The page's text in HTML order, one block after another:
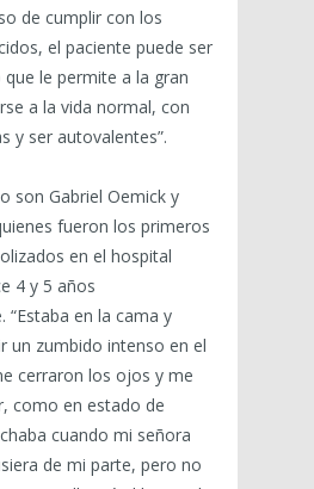
de cumplir con los
el paciente puede ser
le permite a la gran
a la vida normal, con
y ser autovalentes”.
son Gabriel Oemick y
fueron los primeros
en el hospital
4 y 5 años
“Estaba en la cama y
un zumbido intenso en el
cerraron los ojos y me
como en estado de
cuando mi señora
de mi parte, pero no